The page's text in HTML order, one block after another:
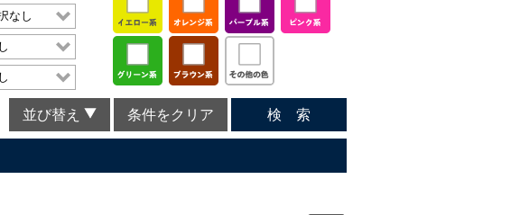
並び替え 条件をクリア 検 索